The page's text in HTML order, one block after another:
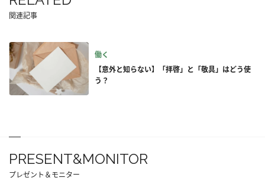
関連記事
働く
【意外と知らない】「拝啓」と「敬具」はどう使
う？
PRESENT&MONITOR
プレゼント＆モニター